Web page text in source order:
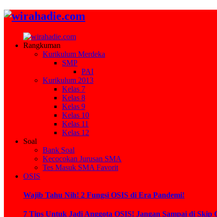
Rangkuman
Kurikulum Merdeka
SMP
PAI
Kurikulum 2013
Kelas 7
Kelas 8
Kelas 9
Kelas 10
Kelas 11
Kelas 12
Soal
Bank Soal
Kecocokan Jurusan SMA
Tes Masuk SMA Favorit
OSIS
Wajib Tahu Nih! 2 Fungsi OSIS di Era Pandemi!
7 Tips Untuk Jadi Anggota OSIS! Jangan Sampai di Skip